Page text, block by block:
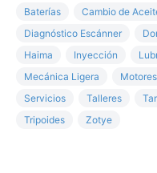
Baterías Cambio de
Diagnóstico Escánner
Haima
Inyección
Mecánica Ligera
Motores
Servicios
Talleres
Tripoides
Zotye